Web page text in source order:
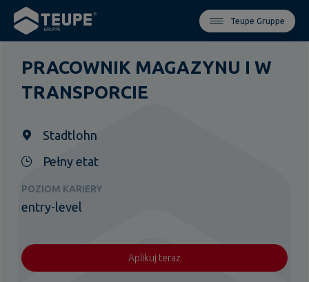
Teupe Gruppe
PRACOWNIK MAGAZYNU I W
TRANSPORCIE
Stadtlohn
Pełny etat
POZIOM KARIERY
entry-level
Aplikuj teraz